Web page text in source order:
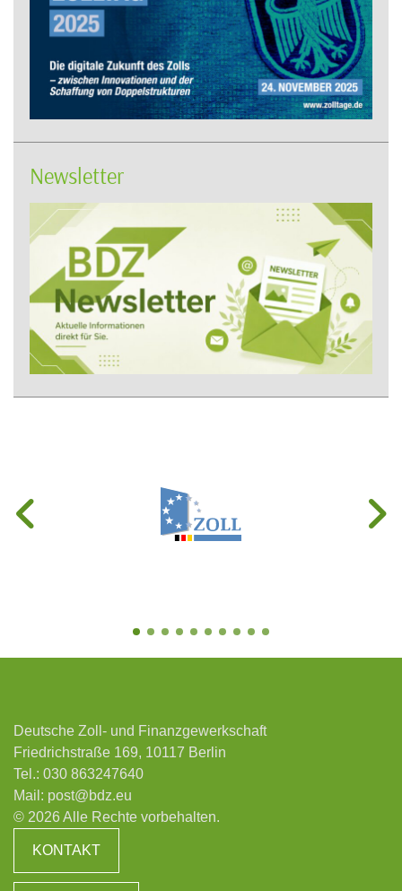
Newsletter
Deutsche Zoll- und Finanzgewerkschaft
Friedrichstraße 169, 10117 Berlin
Tel.: 030 863247640
Mail: post@bdz.eu
© 2026 Alle Rechte vorbehalten.
KONTAKT